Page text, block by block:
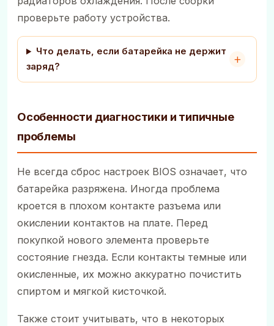
проверьте работу устройства.
Что делать, если батарейка не держит
заряд?
Особенности диагностики и типичные
проблемы
Не всегда сброс настроек BIOS означает, что
батарейка разряжена. Иногда проблема
кроется в плохом контакте разъема или
окислении контактов на плате. Перед
покупкой нового элемента проверьте
состояние гнезда. Если контакты темные или
окисленные, их можно аккуратно почистить
спиртом и мягкой кисточкой.
Также стоит учитывать, что в некоторых